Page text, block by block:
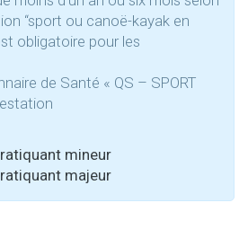
“sport ou canoë-kayak en
obligatoire​ pour les
de Santé « QS – SPORT
mineur
majeur